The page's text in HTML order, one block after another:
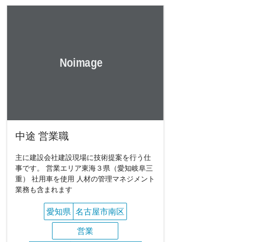
中途 営業職
主に建設会社建設現場に技術提案を行う仕
事です。 営業エリア東海３県（愛知岐阜三
重） 社用車を使用 人材の管理マネジメント
業務も含まれます
愛知県 名古屋市南区
営業